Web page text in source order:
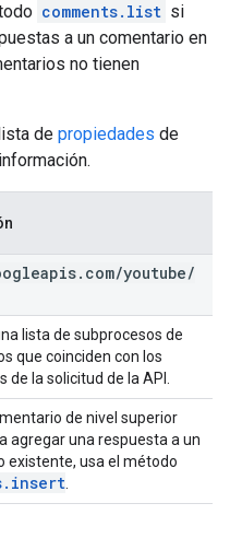
comments.list si
a un comentario en
no tienen
de propiedades de
. com/youtube/
lista de subprocesos de
que coinciden con los
de la solicitud de la API.
de nivel superior
agregar una respuesta a un
existente, usa el método
. insert